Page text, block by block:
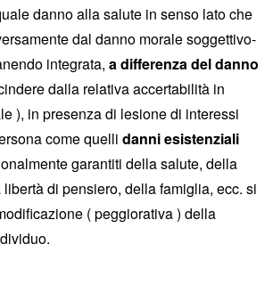
danno alla salute in senso lato che
dal danno morale soggettivo-
integrata, a differenza del danno
dalla relativa accertabilità in
), in presenza di lesione di interessi
come quelli danni esistenziali
garantiti della salute, della
di pensiero, della famiglia, ecc. si
( peggiorativa ) della